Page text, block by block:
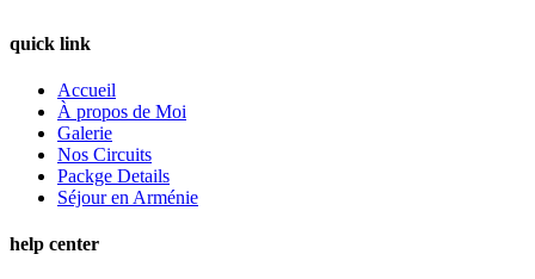
quick link
Accueil
À propos de Moi
Galerie
Nos Circuits
Packge Details
Séjour en Arménie
help center